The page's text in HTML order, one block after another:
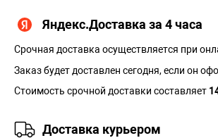
Яндекс.Доставка за 4 часа
Срочная доставка осуществляется при
Заказ будет доставлен сегодня, если он
Стоимость срочной доставки составляет
Доставка курьером